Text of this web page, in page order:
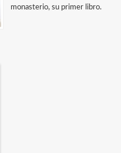
monasterio, su primer libro.